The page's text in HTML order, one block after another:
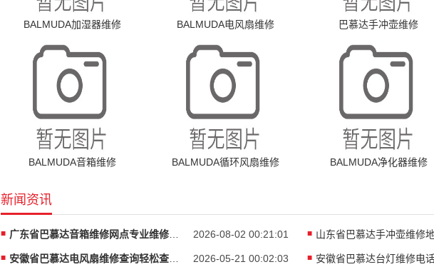
BALMUDA加湿器维修 BALMUDA电风扇维修 巴慕达手冲壶维修
BALMUDA音箱维修 BALMUDA循环风扇维修 BALMUDA净化器维修
新闻资讯
广东省巴慕达音箱维修网点专业维修找我们就安 2026-08-02 00:21:01
2026-05-21 00:02:03